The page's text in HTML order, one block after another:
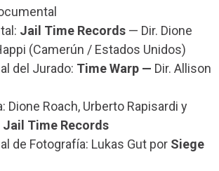
Jail Time Records — Dir. Dione
(Camerún / Estados Unidos)
del Jurado: Time Warp — Dir. Allison
Dione Roach, Urberto Rapisardi y
Jail Time Records
de Fotografía: Lukas Gut por Siege